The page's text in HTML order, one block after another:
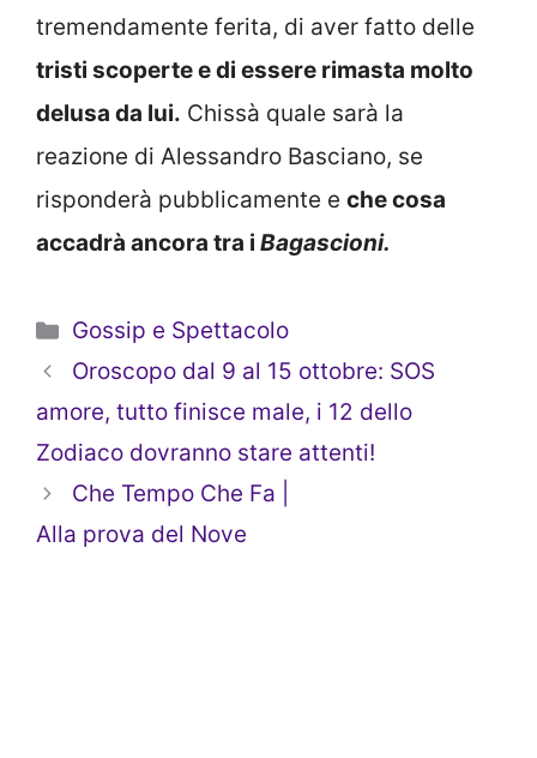
tremendamente ferita, di aver fatto delle
tristi scoperte e di essere rimasta molto
delusa da lui. Chissà quale sarà la
reazione di Alessandro Basciano, se
risponderà pubblicamente e che cosa
accadrà ancora tra i Bagascioni.
Categorie
Gossip e Spettacolo
Oroscopo dal 9 al 15 ottobre: SOS
amore, tutto finisce male, i 12 dello
Zodiaco dovranno stare attenti!
Che Tempo Che Fa |
Alla prova del Nove